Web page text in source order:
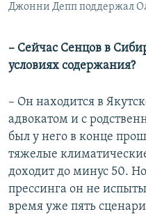
Джонни Депп поддержал
– Сейчас Сенцов в
условиях содержания?
– Он находится в
адвокатом и с
был у него в конце
тяжелые
доходит до минус 50.
прессинга он не
время уже пять